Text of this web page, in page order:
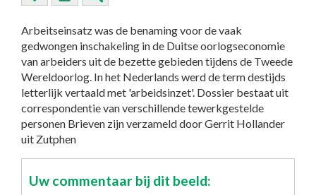
Arbeitseinsatz was de benaming voor de vaak
gedwongen inschakeling in de Duitse oorlogseconomie
van arbeiders uit de bezette gebieden tijdens de Tweede
Wereldoorlog. In het Nederlands werd de term destijds
letterlijk vertaald met 'arbeidsinzet'. Dossier bestaat uit
correspondentie van verschillende tewerkgestelde
personen Brieven zijn verzameld door Gerrit Hollander
uit Zutphen
Uw commentaar bij dit beeld: